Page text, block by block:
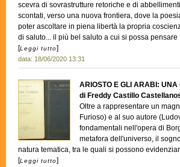
scevra di sovrastrutture retoriche e di
scontati, verso una nuova frontiera, dove la
poter ascoltare in piena libertà la propria
di saluto... il più bel saluto a cui si possa pensare
[Leggi tutto]
data: 18/06/2020 13:31
ARIOSTO E GLI ARABI: UNA
di Freddy Castillo
Oltre a rappresentare un
Furioso) e al suo autore
fondamentali nell'opera di
metafora dell'universo, il
natura tematica, tra le quali si possono
[Leggi tutto]